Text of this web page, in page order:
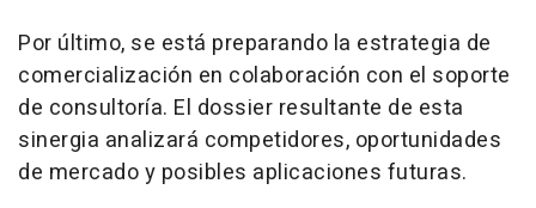
Por último, se está preparando la estrategia de
comercialización en colaboración con el soporte
de consultoría. El dossier resultante de esta
sinergia analizará competidores, oportunidades
de mercado y posibles aplicaciones futuras.